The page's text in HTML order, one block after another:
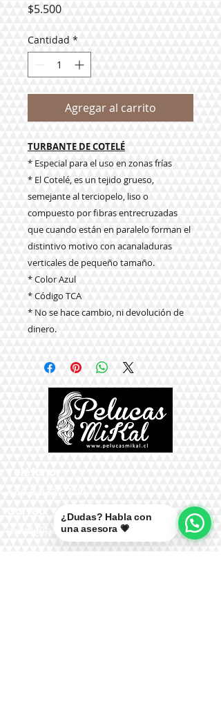
$5.500Precio
Cantidad *
Agregar al carrito
TURBANTE DE COTELÉ
* Especial para el uso en zonas frías
* El Cotelé, es un tejido grueso,
semejante al terciopelo, liso o
compuesto por fibras entrecruzadas
que cuando están en paralelo forman el
distintivo motivo con acanaladuras
verticales de pequeño tamaño.
* Color Azul
* Código TCA
* No se hace cambio, ni devolución de
dinero.
mikal@pelucasmikal.cl
¿Dudas? Habla con
una asesora 💗